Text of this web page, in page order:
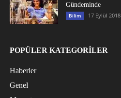
Gündeminde
Bilim 17 Eylül 2018
POPÜLER KATEGORİLER
Haberler
Genel